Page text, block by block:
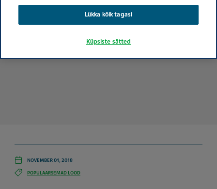
NOVEMBER 01, 2018
POPULAARSEMAD LOOD
Lükka kõik tagasi
Küpsiste sätted